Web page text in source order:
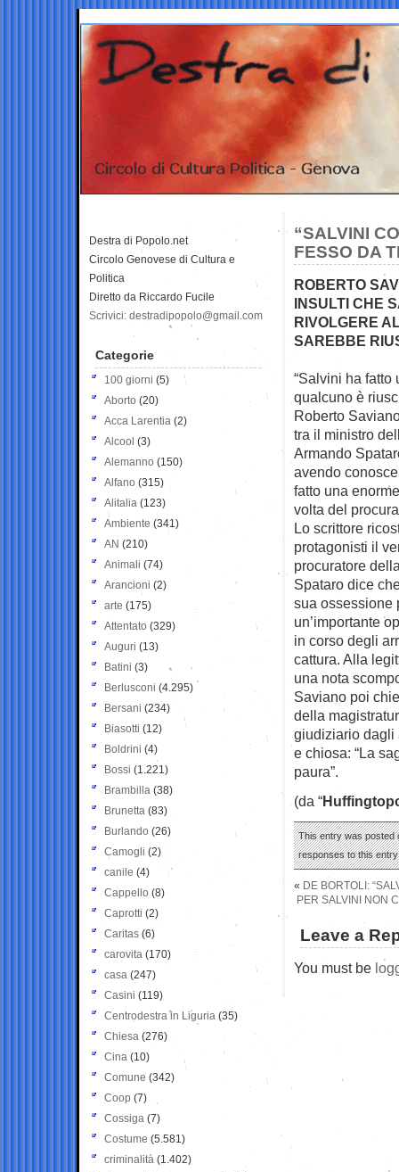
“SALVINI
FESSO DA
ROBERTO
INSULTI CHE
RIVOLGERE
SAREBBE
“Salvini ha fatto
qualcuno è
Roberto
tra il ministro
Armando
avendo
fatto una
volta del
Lo scrittore
protagonisti il
procuratore
Spataro dice
sua ossessione
un’importante
in corso degli
cattura. Alla
una nota
Saviano poi
della
giudiziario dagli
e chiosa: “La
paura”.
(da “
This entry was posted
responses to this
« DE BORTOLI:
PER SALVINI NON
Leave a
You must be
Destra di Popolo.net
Circolo Genovese di Cultura e
Politica
Diretto da Riccardo Fucile
Scrivici: destradipopolo@gmail.com
Categorie
100 giorni (5)
Aborto (20)
Acca Larentia (2)
Alcool (3)
Alemanno (150)
Alfano (315)
Alitalia (123)
Ambiente (341)
AN (210)
Animali (74)
Arancioni (2)
arte (175)
Attentato (329)
Auguri (13)
Batini (3)
Berlusconi (4.295)
Bersani (234)
Biasotti (12)
Boldrini (4)
Bossi (1.221)
Brambilla (38)
Brunetta (83)
Burlando (26)
Camogli (2)
canile (4)
Cappello (8)
Caprotti (2)
Caritas (6)
carovita (170)
casa (247)
Casini (119)
Centrodestra in Liguria (35)
Chiesa (276)
Cina (10)
Comune (342)
Coop (7)
Cossiga (7)
Costume (5.581)
criminalità (1.402)